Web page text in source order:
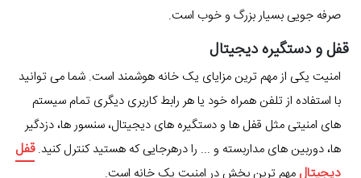
صرفه جویی بسیار بزرگ و خوب است.
قفل و دستگیره دیجیتال
امنیت یکی از مهم ترین مزایای یک خانه هوشمند است. شما می توانید
با استفاده از تلفن همراه خود یا هر رابط کاربری دیگری تمام سیستم
های امنیتی مثل قفل ها و دستگیره های دیجیتال، سنسور ها، دزدگیر
ها، دوربین های مداربسته و ... را درهرجایی که هستید کنترل کنید.قفل
دیجیتال مهم ترین بخش در امنیت یک خانه است.